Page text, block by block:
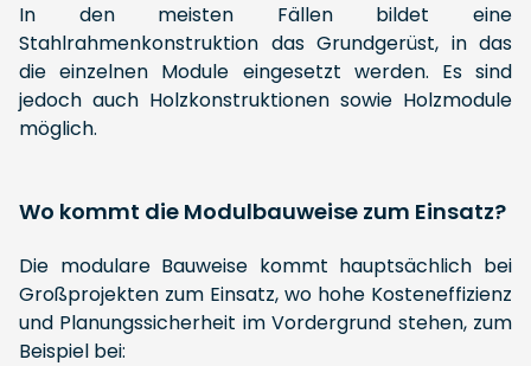
In den meisten Fällen bildet eine
Stahlrahmenkonstruktion das Grundgerüst, in das
die einzelnen Module eingesetzt werden. Es sind
jedoch auch Holzkonstruktionen sowie Holzmodule
möglich.
Wo kommt die Modulbauweise zum Einsatz?
Die modulare Bauweise kommt hauptsächlich bei
Großprojekten zum Einsatz, wo hohe Kosteneffizienz
und Planungssicherheit im Vordergrund stehen, zum
Beispiel bei: